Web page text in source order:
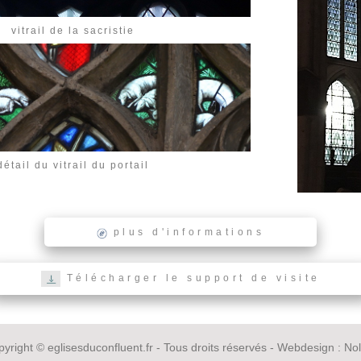
vitrail de la sacristie
du vitrail du portail
plus d'informations
Télécharger le support de visite
© eglisesduconfluent.fr - Tous droits réservés - Webdesign :